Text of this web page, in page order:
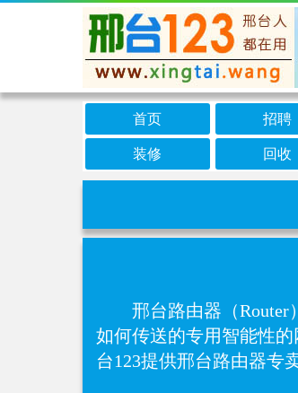
首页 招聘
装修 回收
邢台路由器（
如何传送的专用智能性
台123提供邢台路由器专